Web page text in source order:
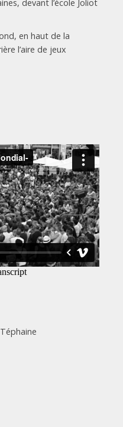
devant l’école Joliot
en haut de la
l’aire de jeux